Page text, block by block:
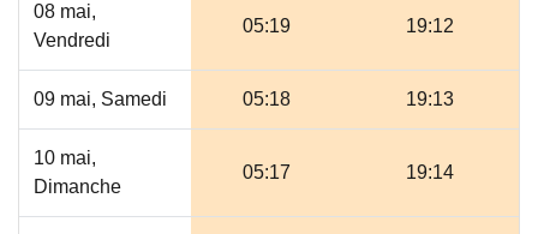
08 mai,
Vendredi
05:19 19:12
09 mai, Samedi 05:18 19:13
10 mai,
Dimanche
05:17 19:14